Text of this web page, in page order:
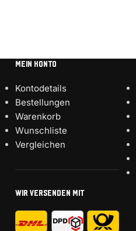
MEIN KONTO
Kontodetails
Bestellungen
Warenkorb
Wunschliste
Vergleichen
WIR VERSENDEN MIT